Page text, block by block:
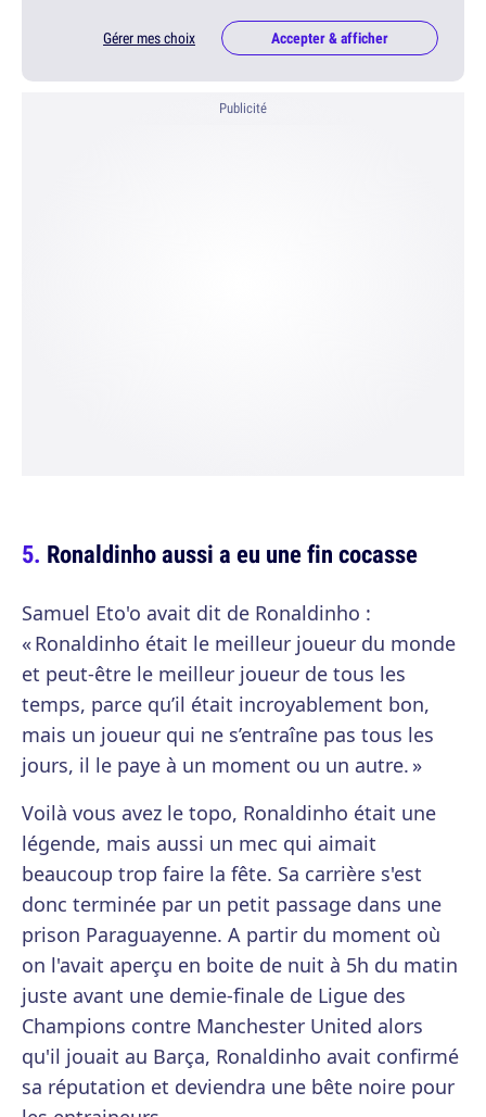
Gérer mes choix Accepter & afficher
Publicité
Ronaldinho aussi a eu une fin cocasse
Samuel Eto'o avait dit de Ronaldinho :
« Ronaldinho était le meilleur joueur du monde
et peut-être le meilleur joueur de tous les
temps, parce qu’il était incroyablement bon,
mais un joueur qui ne s’entraîne pas tous les
jours, il le paye à un moment ou un autre. »
Voilà vous avez le topo, Ronaldinho était une
légende, mais aussi un mec qui aimait
beaucoup trop faire la fête. Sa carrière s'est
donc terminée par un petit passage dans une
prison Paraguayenne. A partir du moment où
on l'avait aperçu en boite de nuit à 5h du matin
juste avant une demie-finale de Ligue des
Champions contre Manchester United alors
qu'il jouait au Barça, Ronaldinho avait confirmé
sa réputation et deviendra une bête noire pour